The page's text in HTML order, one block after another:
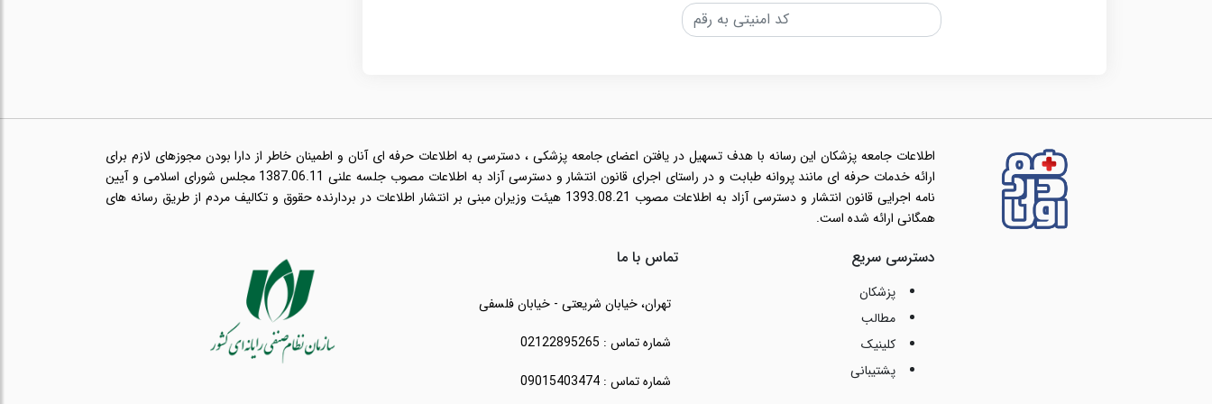
اطلاعات جامعه پزشکان این رسانه با هدف تسهیل در یافتن اعضای جامعه پزشکی ، دسترسی به اطلاعات حرفه ای آنان و اطمینان خاطر از دارا بودن مجوزهای لازم برای
ارائه خدمات حرفه ای مانند پروانه طبابت و در راستای اجرای قانون انتشار و دسترسی آزاد به اطلاعات مصوب جلسه علنی 1387.06.11 مجلس شورای اسلامی و آیین
نامه اجرایی قانون انتشار و دسترسی آزاد به اطلاعات مصوب 1393.08.21 هیئت وزیران مبنی بر انتشار اطلاعات در بردارنده حقوق و تکالیف مردم از طریق رسانه های
همگانی ارائه شده است.
دسترسی سریع
پزشکان
مطالب
کلینیک
پشتیبانی
تماس با ما
تهران، خیابان شریعتی - خیابان فلسفی
شماره تماس : 02122895265
شماره تماس : 09015403474